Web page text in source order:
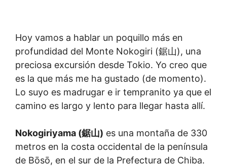
Hoy vamos a hablar un poquillo más en
profundidad del Monte Nokogiri (鋸山), una
preciosa excursión desde Tokio. Yo creo que
es la que más me ha gustado (de momento).
Lo suyo es madrugar e ir tempranito ya que el
camino es largo y lento para llegar hasta allí.
Nokogiriyama (鋸山) es una montaña de 330
metros en la costa occidental de la península
de Bōsō, en el sur de la Prefectura de Chiba.